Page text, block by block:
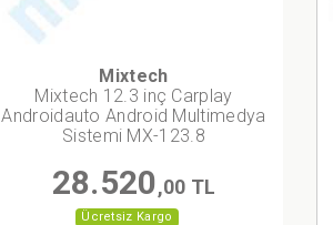
Ücretsiz Kargo
Mixtech
Mixtech 12.3 inç Carplay
Androidauto Android Multimedya
Sistemi MX-123.8
28.520,00 TL